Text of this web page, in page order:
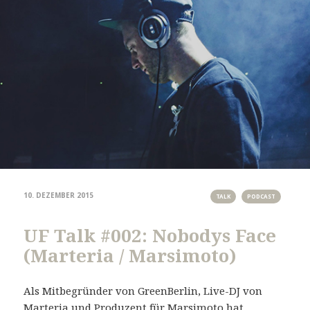
10. DEZEMBER 2015 PODCAST
TALK
UF Talk #002: Nobodys Face
(Marteria / Marsimoto)
Als Mitbegründer von GreenBerlin, Live-DJ von